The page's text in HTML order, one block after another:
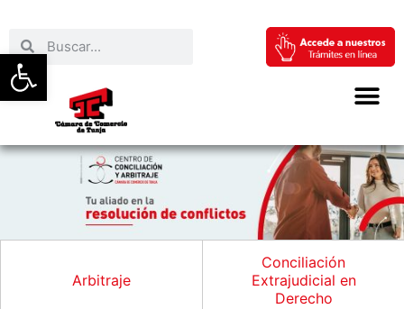
Abrir barra de herramientas
Arbitraje
Conciliación
Extrajudicial en
Derecho